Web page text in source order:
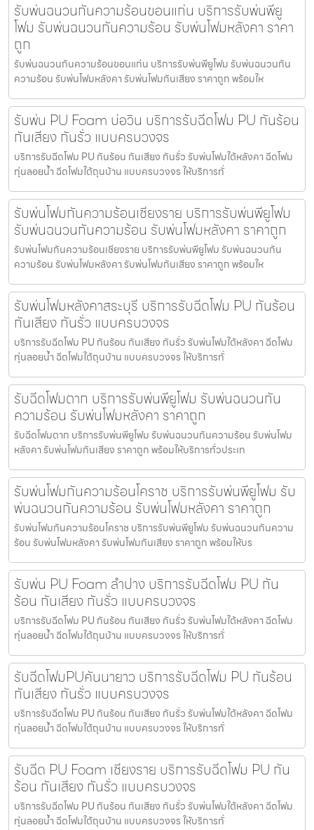
รับพ่นฉนวนกันความร้อนขอนแก่น บริการรับพ่นพียู
โฟม รับพ่นฉนวนกันความร้อน รับพ่นโฟมหลังคา ราคา
ถูก
รับพ่นฉนวนกันความร้อนขอนแก่น บริการรับพ่นพียูโฟม รับพ่นฉนวนกัน
ความร้อน รับพ่นโฟมหลังคา รับพ่นโฟมกันเสียง ราคาถูก พร้อมให
รับพ่น PU Foam บ่อวิน บริการรับฉีดโฟม PU กันร้อน
กันเสียง กันรั่ว แบบครบวงจร
บริการรับฉีดโฟม PU กันร้อน กันเสียง กันรั่ว รับพ่นโฟมใต้หลังคา ฉีดโฟม
ทุ่นลอยน้ำ ฉีดโฟมใต้ถุนบ้าน แบบครบวงจร ให้บริการทั่
รับพ่นโฟมกันความร้อนเชียงราย บริการรับพ่นพียูโฟม
รับพ่นฉนวนกันความร้อน รับพ่นโฟมหลังคา ราคาถูก
รับพ่นโฟมกันความร้อนเชียงราย บริการรับพ่นพียูโฟม รับพ่นฉนวนกัน
ความร้อน รับพ่นโฟมหลังคา รับพ่นโฟมกันเสียง ราคาถูก พร้อมให
รับพ่นโฟมหลังคาสระบุรี บริการรับฉีดโฟม PU กันร้อน
กันเสียง กันรั่ว แบบครบวงจร
บริการรับฉีดโฟม PU กันร้อน กันเสียง กันรั่ว รับพ่นโฟมใต้หลังคา ฉีดโฟม
ทุ่นลอยน้ำ ฉีดโฟมใต้ถุนบ้าน แบบครบวงจร ให้บริการทั่
รับฉีดโฟมตาก บริการรับพ่นพียูโฟม รับพ่นฉนวนกัน
ความร้อน รับพ่นโฟมหลังคา ราคาถูก
รับฉีดโฟมตาก บริการรับพ่นพียูโฟม รับพ่นฉนวนกันความร้อน รับพ่นโฟม
หลังคา รับพ่นโฟมกันเสียง ราคาถูก พร้อมให้บริการทั่วประเท
รับพ่นโฟมกันความร้อนโคราช บริการรับพ่นพียูโฟม รับ
พ่นฉนวนกันความร้อน รับพ่นโฟมหลังคา ราคาถูก
รับพ่นโฟมกันความร้อนโคราช บริการรับพ่นพียูโฟม รับพ่นฉนวนกันความ
ร้อน รับพ่นโฟมหลังคา รับพ่นโฟมกันเสียง ราคาถูก พร้อมให้บร
รับพ่น PU Foam ลำปาง บริการรับฉีดโฟม PU กัน
ร้อน กันเสียง กันรั่ว แบบครบวงจร
บริการรับฉีดโฟม PU กันร้อน กันเสียง กันรั่ว รับพ่นโฟมใต้หลังคา ฉีดโฟม
ทุ่นลอยน้ำ ฉีดโฟมใต้ถุนบ้าน แบบครบวงจร ให้บริการทั่
รับฉีดโฟมPUคันนายาว บริการรับฉีดโฟม PU กันร้อน
กันเสียง กันรั่ว แบบครบวงจร
บริการรับฉีดโฟม PU กันร้อน กันเสียง กันรั่ว รับพ่นโฟมใต้หลังคา ฉีดโฟม
ทุ่นลอยน้ำ ฉีดโฟมใต้ถุนบ้าน แบบครบวงจร ให้บริการทั่
รับฉีด PU Foam เชียงราย บริการรับฉีดโฟม PU กัน
ร้อน กันเสียง กันรั่ว แบบครบวงจร
บริการรับฉีดโฟม PU กันร้อน กันเสียง กันรั่ว รับพ่นโฟมใต้หลังคา ฉีดโฟม
ทุ่นลอยน้ำ ฉีดโฟมใต้ถุนบ้าน แบบครบวงจร ให้บริการทั่